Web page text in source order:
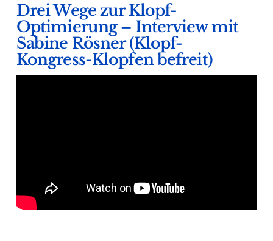
Drei Wege zur Klopf-
Optimierung – Interview mit
Sabine Rösner (Klopf-
Kongress-Klopfen befreit)